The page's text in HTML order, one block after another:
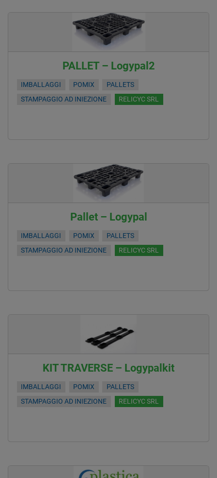
PALLET – Logypal2
IMBALLAGGI POMIX
PALLETS
STAMPAGGIO AD INIEZIONE
RELICYC SRL
Pallet – Logypal
IMBALLAGGI POMIX
PALLETS
STAMPAGGIO AD INIEZIONE
RELICYC SRL
KIT TRAVERSE – Logypalkit
IMBALLAGGI POMIX
PALLETS
STAMPAGGIO AD INIEZIONE
RELICYC SRL